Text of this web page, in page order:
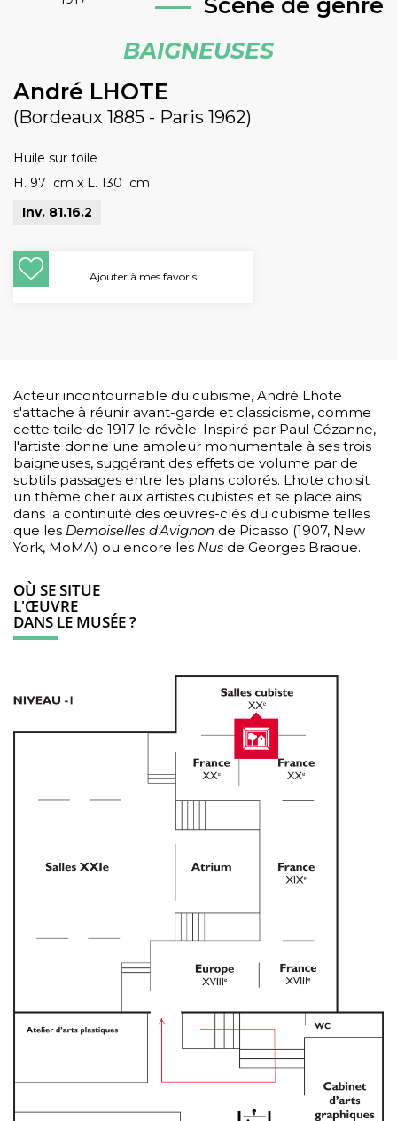
BAIGNEUSES
André LHOTE
(Bordeaux 1885 - Paris 1962)
Huile sur toile
H. 97 cm x L. 130 cm
Inv. 81.16.2
Ajouter à mes favoris
Acteur incontournable du cubisme, André Lhote
s'attache à réunir avant-garde et classicisme, comme
cette toile de 1917 le révèle. Inspiré par Paul Cézanne,
l'artiste donne une ampleur monumentale à ses trois
baigneuses, suggérant des effets de volume par de
subtils passages entre les plans colorés. Lhote choisit
un thème cher aux artistes cubistes et se place ainsi
dans la continuité des œuvres-clés du cubisme telles
que les Demoiselles d'Avignon de Picasso (1907, New
York, MoMA) ou encore les Nus de Georges Braque.
OÙ SE SITUE
L'ŒUVRE
DANS LE MUSÉE ?